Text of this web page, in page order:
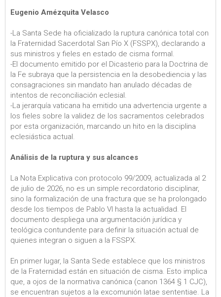
Eugenio Amézquita Velasco
-La Santa Sede ha oficializado la ruptura canónica total con
la Fraternidad Sacerdotal San Pío X (FSSPX), declarando a
sus ministros y fieles en estado de cisma formal.
-El documento emitido por el Dicasterio para la Doctrina de
la Fe subraya que la persistencia en la desobediencia y las
consagraciones sin mandato han anulado décadas de
intentos de reconciliación eclesial.
-La jerarquía vaticana ha emitido una advertencia urgente a
los fieles sobre la validez de los sacramentos celebrados
por esta organización, marcando un hito en la disciplina
eclesiástica actual.
Análisis de la ruptura y sus alcances
La Nota Explicativa con protocolo 99/2009, actualizada al 2
de julio de 2026, no es un simple recordatorio disciplinar,
sino la formalización de una fractura que se ha prolongado
desde los tiempos de Pablo VI hasta la actualidad. El
documento despliega una argumentación jurídica y
teológica contundente para definir la situación actual de
quienes integran o siguen a la FSSPX.
En primer lugar, la Santa Sede establece que los ministros
de la Fraternidad están en situación de cisma. Esto implica
que, a ojos de la normativa canónica (canon 1364 § 1 CJC),
se encuentran sujetos a la excomunión latae sententiae. La